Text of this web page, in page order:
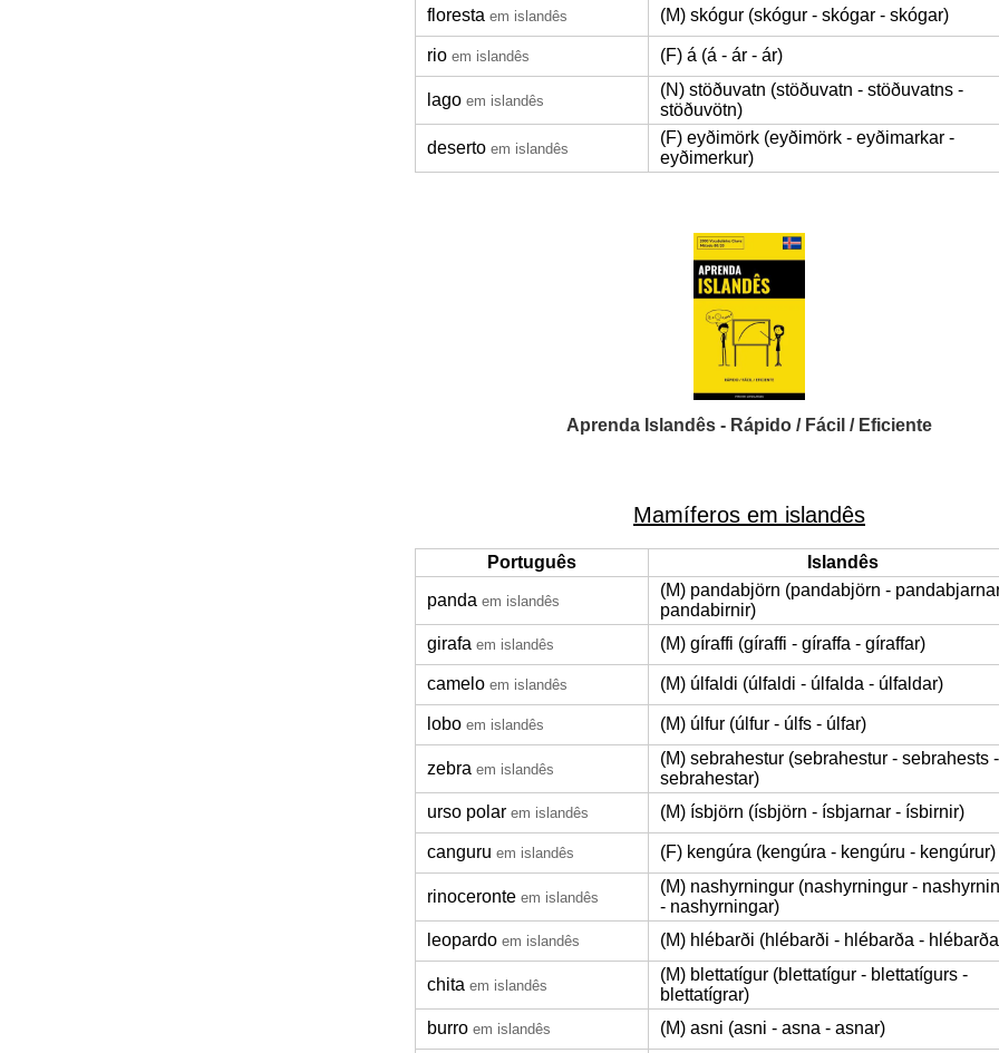
floresta em islandês (M) skógur (skógur - skógar - skógar)
rio em islandês (F) á (á - ár - ár)
lago em islandês
(N) stöðuvatn (stöðuvatn - stöðuvatns -
stöðuvötn)
deserto em islandês
(F) eyðimörk (eyðimörk - eyðimarkar -
eyðimerkur)
Aprenda Islandês - Rápido / Fácil / Eficiente
Mamíferos em islandês
Português
Islandês
panda em islandês
(M) pandabjörn (pandabjörn -
pandabirnir)
girafa em islandês (M) gíraffi (gíraffi - gíraffa - gíraffar)
camelo em islandês (M) úlfaldi (úlfaldi - úlfalda - úlfaldar)
lobo em islandês (M) úlfur (úlfur - úlfs - úlfar)
zebra em islandês
(M) sebrahestur (sebrahestur - sebrahests -
sebrahestar)
urso polar em islandês (M) ísbjörn (ísbjörn - ísbjarnar - ísbirnir)
canguru em islandês (F) kengúra (kengúra - kengúru - kengúrur)
rinoceronte em islandês
(M) nashyrningur (nashyrningur -
- nashyrningar)
leopardo em islandês (M) hlébarði (hlébarði - hlébarða -
chita em islandês
(M) blettatígur (blettatígur - blettatígurs -
blettatígrar)
burro em islandês (M) asni (asni - asna - asnar)